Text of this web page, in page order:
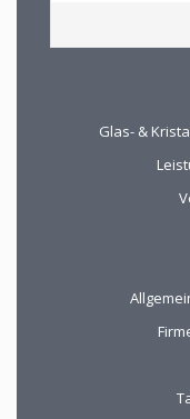
Glas- &